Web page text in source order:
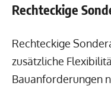
Rechteckige
Rechteckige
zusätzliche
Bauanforderungen